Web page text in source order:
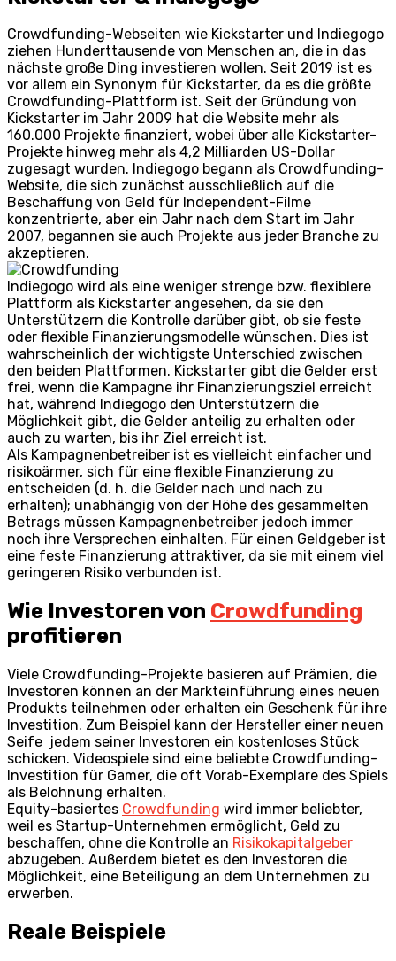
Crowdfunding-Webseiten wie Kickstarter und Indiegogo
ziehen Hunderttausende von Menschen an, die in das
nächste große Ding investieren wollen. Seit 2019 ist es
vor allem ein Synonym für Kickstarter, da es die größte
Crowdfunding-Plattform ist. Seit der Gründung von
Kickstarter im Jahr 2009 hat die Website mehr als
160.000 Projekte finanziert, wobei über alle Kickstarter-
Projekte hinweg mehr als 4,2 Milliarden US-Dollar
zugesagt wurden. Indiegogo begann als Crowdfunding-
Website, die sich zunächst ausschließlich auf die
Beschaffung von Geld für Independent-Filme
konzentrierte, aber ein Jahr nach dem Start im Jahr
2007, begannen sie auch Projekte aus jeder Branche zu
akzeptieren.
Indiegogo wird als eine weniger strenge bzw. flexiblere
Plattform als Kickstarter angesehen, da sie den
Unterstützern die Kontrolle darüber gibt, ob sie feste
oder flexible Finanzierungsmodelle wünschen. Dies ist
wahrscheinlich der wichtigste Unterschied zwischen
den beiden Plattformen. Kickstarter gibt die Gelder erst
frei, wenn die Kampagne ihr Finanzierungsziel erreicht
hat, während Indiegogo den Unterstützern die
Möglichkeit gibt, die Gelder anteilig zu erhalten oder
auch zu warten, bis ihr Ziel erreicht ist.
Als Kampagnenbetreiber ist es vielleicht einfacher und
risikoärmer, sich für eine flexible Finanzierung zu
entscheiden (d. h. die Gelder nach und nach zu
erhalten); unabhängig von der Höhe des gesammelten
Betrags müssen Kampagnenbetreiber jedoch immer
noch ihre Versprechen einhalten. Für einen Geldgeber ist
eine feste Finanzierung attraktiver, da sie mit einem viel
geringeren Risiko verbunden ist.
Wie Investoren von Crowdfunding
profitieren
Viele Crowdfunding-Projekte basieren auf Prämien, die
Investoren können an der Markteinführung eines neuen
Produkts teilnehmen oder erhalten ein Geschenk für ihre
Investition. Zum Beispiel kann der Hersteller einer neuen
Seife jedem seiner Investoren ein kostenloses Stück
schicken. Videospiele sind eine beliebte Crowdfunding-
Investition für Gamer, die oft Vorab-Exemplare des Spiels
als Belohnung erhalten.
Equity-basiertes Crowdfunding wird immer beliebter,
weil es Startup-Unternehmen ermöglicht, Geld zu
beschaffen, ohne die Kontrolle an Risikokapitalgeber
abzugeben. Außerdem bietet es den Investoren die
Möglichkeit, eine Beteiligung an dem Unternehmen zu
erwerben.
Reale Beispiele